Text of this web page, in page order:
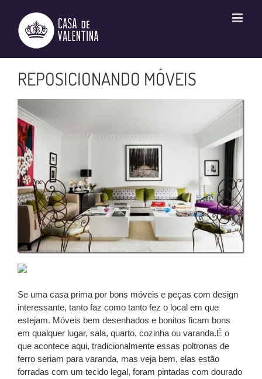
conteúdo
REPOSICIONANDO MÓVEIS
Se uma casa prima por bons móveis e peças com design
interessante, tanto faz como tanto fez o local em que
estejam. Móveis bem desenhados e bonitos ficam bons
em qualquer lugar, sala, quarto, cozinha ou varanda.É o
que acontece aqui, tradicionalmente essas poltronas de
ferro seriam para varanda, mas veja bem, elas estão
forradas com um tecido legal, foram pintadas com dourado